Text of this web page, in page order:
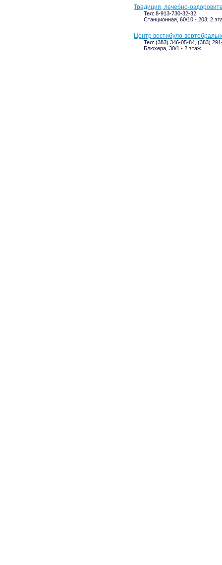
Традиция, лечебно-
Тел: 8-913-730-32-32
Станционная, 60/10 - 203; 2
Центр вестибуло-
Тел: (383) 346-05-84, (383)
Блюхера, 30/1 - 2 этаж